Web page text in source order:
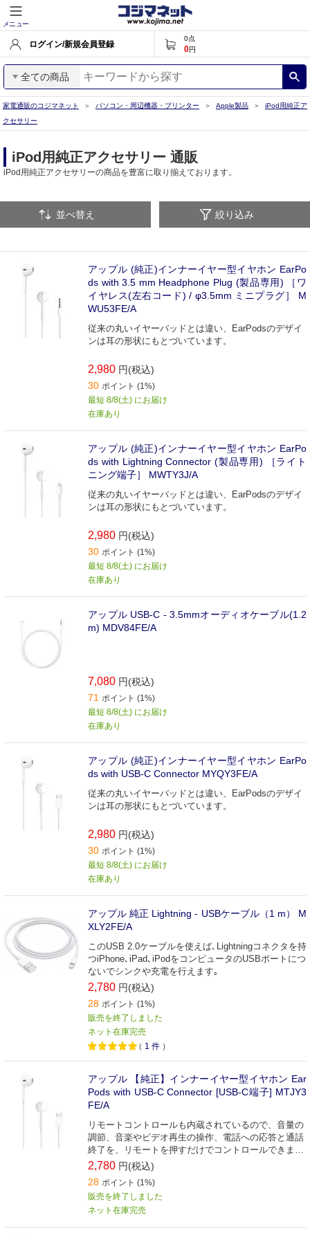
メニュー
ログイン/新規会員登録
0点
0円
全ての商品
家電通販のコジマネット パソコン・周辺機器・プリンター Apple製品
iPod用純正ア
クセサリー
iPod用純正アクセサリー 通販
iPod用純正アクセサリーの商品を豊富に取り揃えております。
並べ替え 絞り込み
アップル (純正)インナーイヤー型イヤホン EarPo
ds with 3.5 mm Headphone Plug (製品専用) ［ワ
イヤレス(左右コード) / φ3.5mm ミニプラグ］ M
WU53FE/A
従来の丸いイヤーバッドとは違い、EarPodsのデザイ
ンは耳の形状にもとづいています。
2,980 円(税込)
30 ポイント (1%)
最短 8/8(土) にお届け
在庫あり
アップル (純正)インナーイヤー型イヤホン EarPo
ds with Lightning Connector (製品専用) ［ライト
ニング端子］ MWTY3J/A
従来の丸いイヤーバッドとは違い、EarPodsのデザイ
ンは耳の形状にもとづいています。
2,980 円(税込)
30 ポイント (1%)
最短 8/8(土) にお届け
在庫あり
アップル USB-C - 3.5mmオーディオケーブル(1.2
m) MDV84FE/A
7,080 円(税込)
71 ポイント (1%)
最短 8/8(土) にお届け
在庫あり
アップル (純正)インナーイヤー型イヤホン EarPo
ds with USB-C Connector MYQY3FE/A
従来の丸いイヤーバッドとは違い、EarPodsのデザイ
ンは耳の形状にもとづいています。
2,980 円(税込)
30 ポイント (1%)
最短 8/8(土) にお届け
在庫あり
アップル 純正 Lightning - USBケーブル（1 m） M
XLY2FE/A
このUSB 2.0ケーブルを使えば､Lightningコネクタを持
つiPhone､iPad､iPodをコンピュータのUSBポートにつ
ないでシンクや充電を行えます｡
2,780 円(税込)
28 ポイント (1%)
販売を終了しました
ネット在庫完売
（ 1 件 ）
アップル 【純正】インナーイヤー型イヤホン Ear
Pods with USB-C Connector [USB-C端子] MTJY3
FE/A
リモートコントロールも内蔵されているので、音量の
調節、音楽やビデオ再生の操作、電話への応答と通話
終了を、リモートを押すだけでコントロールできま
す。
2,780 円(税込)
28 ポイント (1%)
販売を終了しました
ネット在庫完売